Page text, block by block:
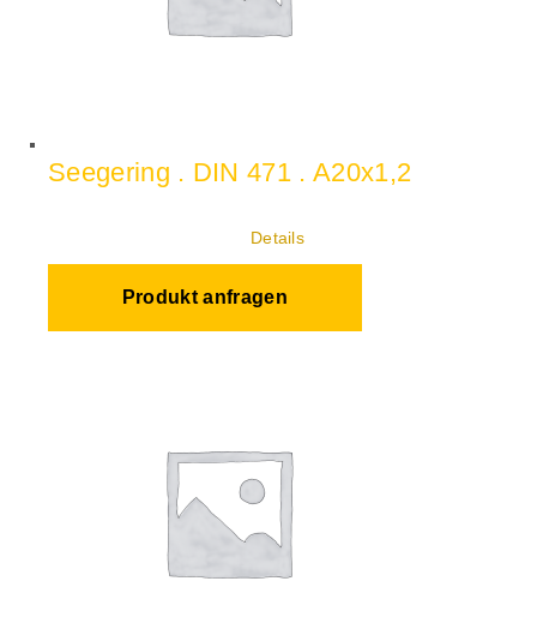
Seegering . DIN 471 . A20x1,2
Details
Produkt anfragen